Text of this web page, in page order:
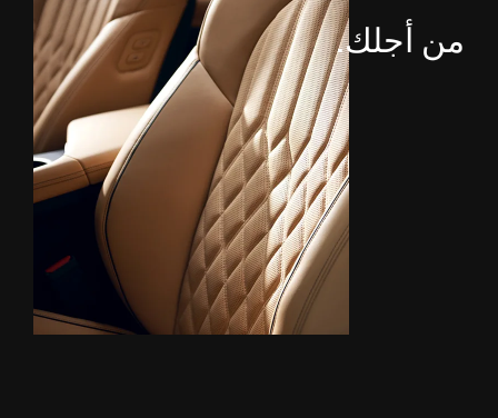
من أجلك.